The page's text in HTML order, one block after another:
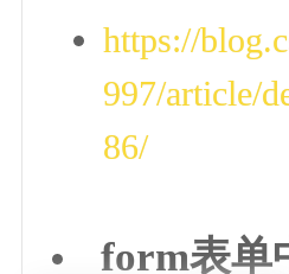
https://
997/article/
86/
form表单